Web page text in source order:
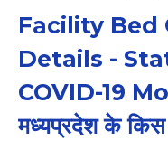
Facility Bed
Details -
COVID-19
मध्यप्रदेश के